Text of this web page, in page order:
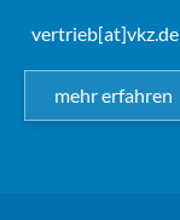
vertrieb[at]vkz.de
mehr erfahren